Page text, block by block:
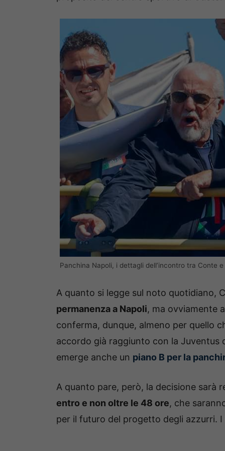
Panchina Napoli, i dettagli dell’incontro tra Conte
A quanto si legge sul noto quotidiano,
permanenza a Napoli, ma ovviamente
conferma, dunque, almeno per quello
accordo già raggiunto con la Juventus
emerge anche un piano B per la
A quanto pare, però, la decisione sarà
entro e non oltre le 48 ore, che
per il futuro del progetto degli azzurri.